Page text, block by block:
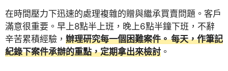
在時間壓力下迅速的處理複雜的贈與繼承買賣問題。客戶
滿意很重要。早上8點半上班，晚上6點半鐘下班，不辭
辛苦累積經驗， 辦理研究每一個困難案件。 每天，作筆記
紀錄下案件承辦的重點，定期拿出來檢討 。